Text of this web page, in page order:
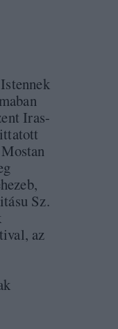
Iras-
Sz.
az